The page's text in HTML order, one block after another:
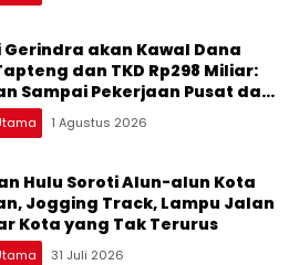
Gerindra akan Kawal Dana
dan TKD Rp298 Miliar:
Sampai Pekerjaan Pusat dan
Diklaim Kerjaan Tapteng
1 Agustus 2026
Hulu Soroti Alun-alun Kota
Jogging Track, Lampu Jalan
Kota yang Tak Terurus
31 Juli 2026